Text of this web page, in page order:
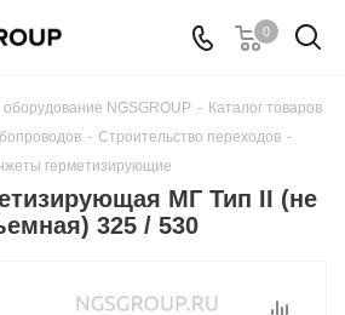
0
NGSGROUP - Каталог товаров
- Строительство переходов -
герметизирующие
МГ Тип II (не
325 / 530